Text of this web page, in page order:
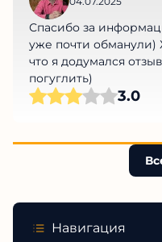
Спасибо за
уже почти обманули)
что я додумался
погуглить)
3.0
Навигация